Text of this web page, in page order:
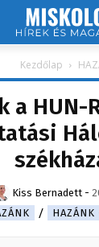
Kezdőlap
a HUN-
Kiss Bernadett -
HAZÁNK